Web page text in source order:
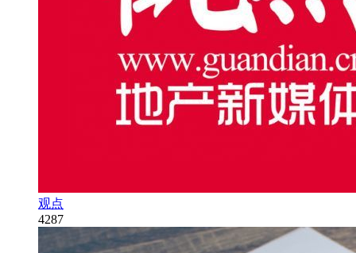
观点
4287